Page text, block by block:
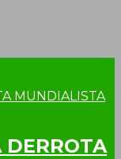
DERROTA